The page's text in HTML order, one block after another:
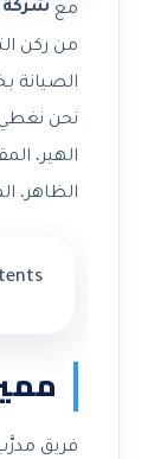
مع شركة
من ركن
الصيانة
نحن نغطي
الهير،
الظاهر،
فريق